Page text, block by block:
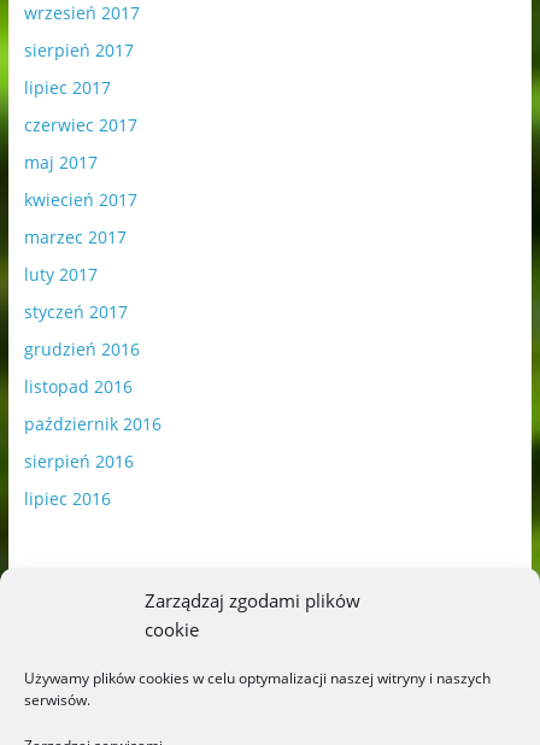
Zarządzaj zgodami plików
cookie
Używamy plików cookies w celu optymalizacji naszej witryny i naszych
serwisów.
wrzesień 2017
sierpień 2017
lipiec 2017
czerwiec 2017
maj 2017
kwiecień 2017
marzec 2017
luty 2017
styczeń 2017
grudzień 2016
listopad 2016
październik 2016
sierpień 2016
lipiec 2016